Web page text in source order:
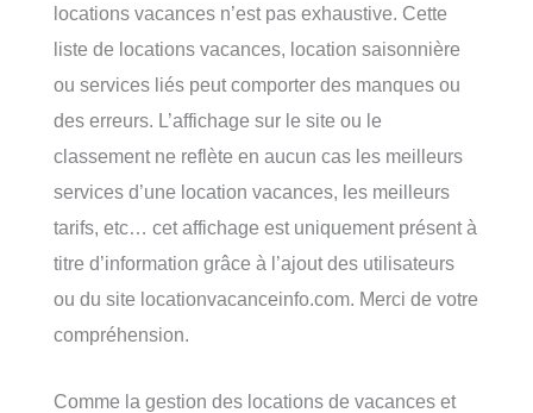
locations vacances n’est pas exhaustive. Cette
liste de locations vacances, location saisonnière
ou services liés peut comporter des manques ou
des erreurs. L’affichage sur le site ou le
classement ne reflète en aucun cas les meilleurs
services d’une location vacances, les meilleurs
tarifs, etc… cet affichage est uniquement présent à
titre d’information grâce à l’ajout des utilisateurs
ou du site locationvacanceinfo.com. Merci de votre
compréhension.
Comme la gestion des locations de vacances et